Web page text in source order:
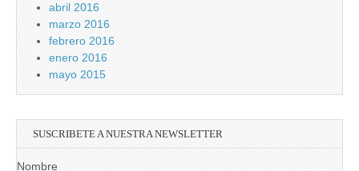
abril 2016
marzo 2016
febrero 2016
enero 2016
mayo 2015
SUSCRIBETE A NUESTRA NEWSLETTER
Nombre